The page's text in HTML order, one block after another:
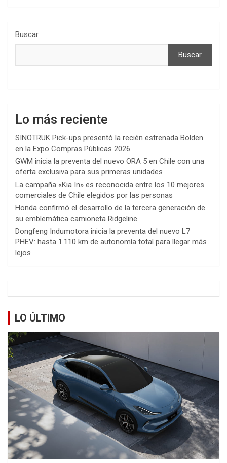
Buscar
Buscar
Lo más reciente
SINOTRUK Pick-ups presentó la recién estrenada Bolden
en la Expo Compras Públicas 2026
GWM inicia la preventa del nuevo ORA 5 en Chile con una
oferta exclusiva para sus primeras unidades
La campaña «Kia In» es reconocida entre los 10 mejores
comerciales de Chile elegidos por las personas
Honda confirmó el desarrollo de la tercera generación de
su emblemática camioneta Ridgeline
Dongfeng Indumotora inicia la preventa del nuevo L7
PHEV: hasta 1.110 km de autonomía total para llegar más
lejos
LO ÚLTIMO